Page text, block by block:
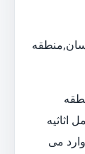
اثاثیه
می